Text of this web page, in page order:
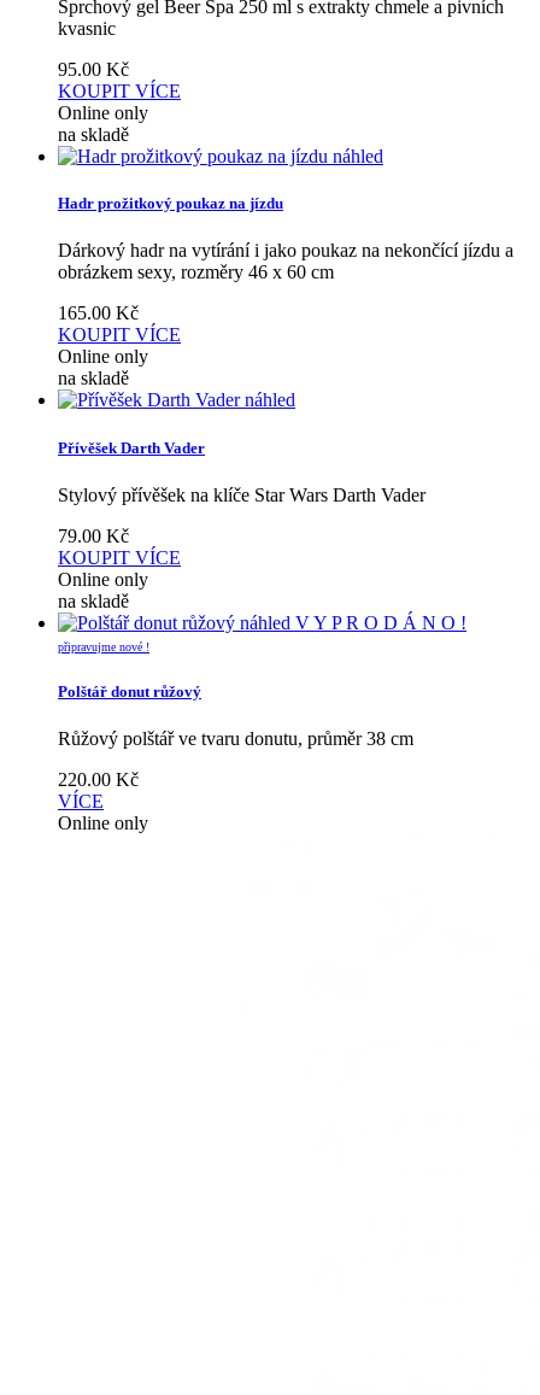
Sprchový gel Beer Spa 250 ml s extrakty chmele a pivních
kvasnic
95.00 Kč
KOUPIT VÍCE
Online only
na skladě
náhled
Hadr prožitkový poukaz na jízdu
Dárkový hadr na vytírání i jako poukaz na nekončící jízdu a
obrázkem sexy, rozměry 46 x 60 cm
165.00 Kč
KOUPIT VÍCE
Online only
na skladě
náhled
Přívěšek Darth Vader
Stylový přívěšek na klíče Star Wars Darth Vader
79.00 Kč
KOUPIT VÍCE
Online only
na skladě
náhled V Y P R O D Á N O !
připravujme nové !
Polštář donut růžový
Růžový polštář ve tvaru donutu, průměr 38 cm
220.00 Kč
VÍCE
Online only